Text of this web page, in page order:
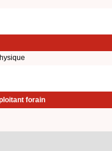
forain